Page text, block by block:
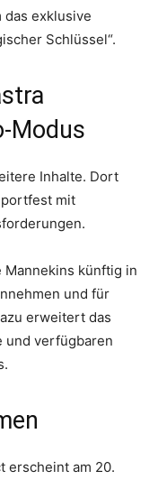
exklusive
Schlüssel“.
Modus
Inhalte. Dort
mit
Mannekins künftig in
und für
erweitert das
und verfügbaren
erscheint am 20.